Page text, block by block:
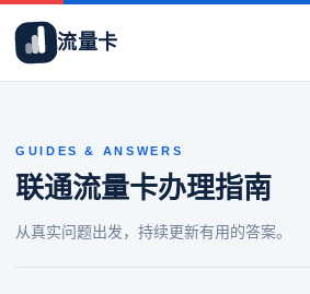
流量卡
GUIDES & ANSWERS
联通流量卡办理指南
从真实问题出发，持续更新有用的答案。